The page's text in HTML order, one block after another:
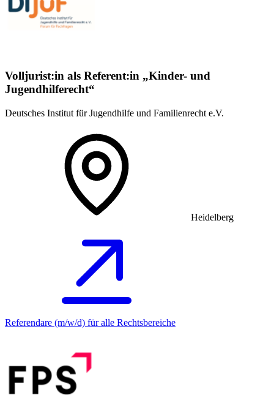
Volljurist:in als Referent:in „Kinder- und
Jugendhilferecht“
Deutsches Institut für Jugendhilfe und Familienrecht e.V.
Heidelberg
Referendare (m/w/d) für alle Rechtsbereiche